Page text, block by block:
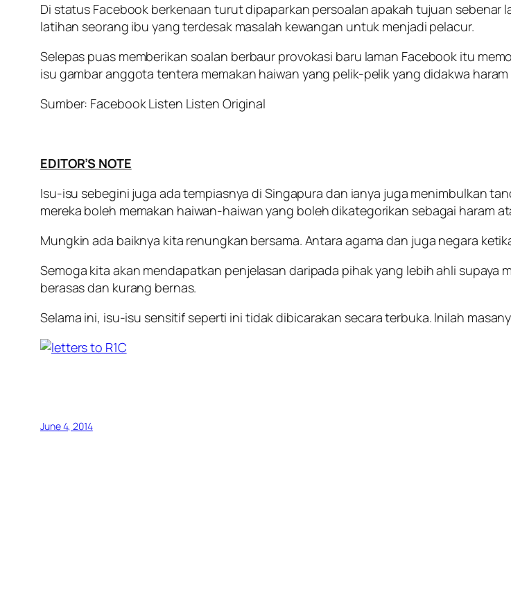
Di status Facebook berkenaan turut dipaparkan persoalan apakah tujuan
latihan seorang ibu yang terdesak masalah kewangan untuk menjadi pelacur.
Selepas puas memberikan soalan berbaur provokasi baru laman Facebook itu
isu gambar anggota tentera memakan haiwan yang pelik-pelik yang didakwa
Sumber: Facebook Listen Listen Original
EDITOR’S NOTE
Isu-isu sebegini juga ada tempiasnya di Singapura dan ianya juga menimbulkan
mereka boleh memakan haiwan-haiwan yang boleh dikategorikan sebagai haram
Mungkin ada baiknya kita renungkan bersama. Antara agama dan juga negara
Semoga kita akan mendapatkan penjelasan daripada pihak yang lebih ahli
berasas dan kurang bernas.
Selama ini, isu-isu sensitif seperti ini tidak dibicarakan secara terbuka. Inilah
June 4, 2014